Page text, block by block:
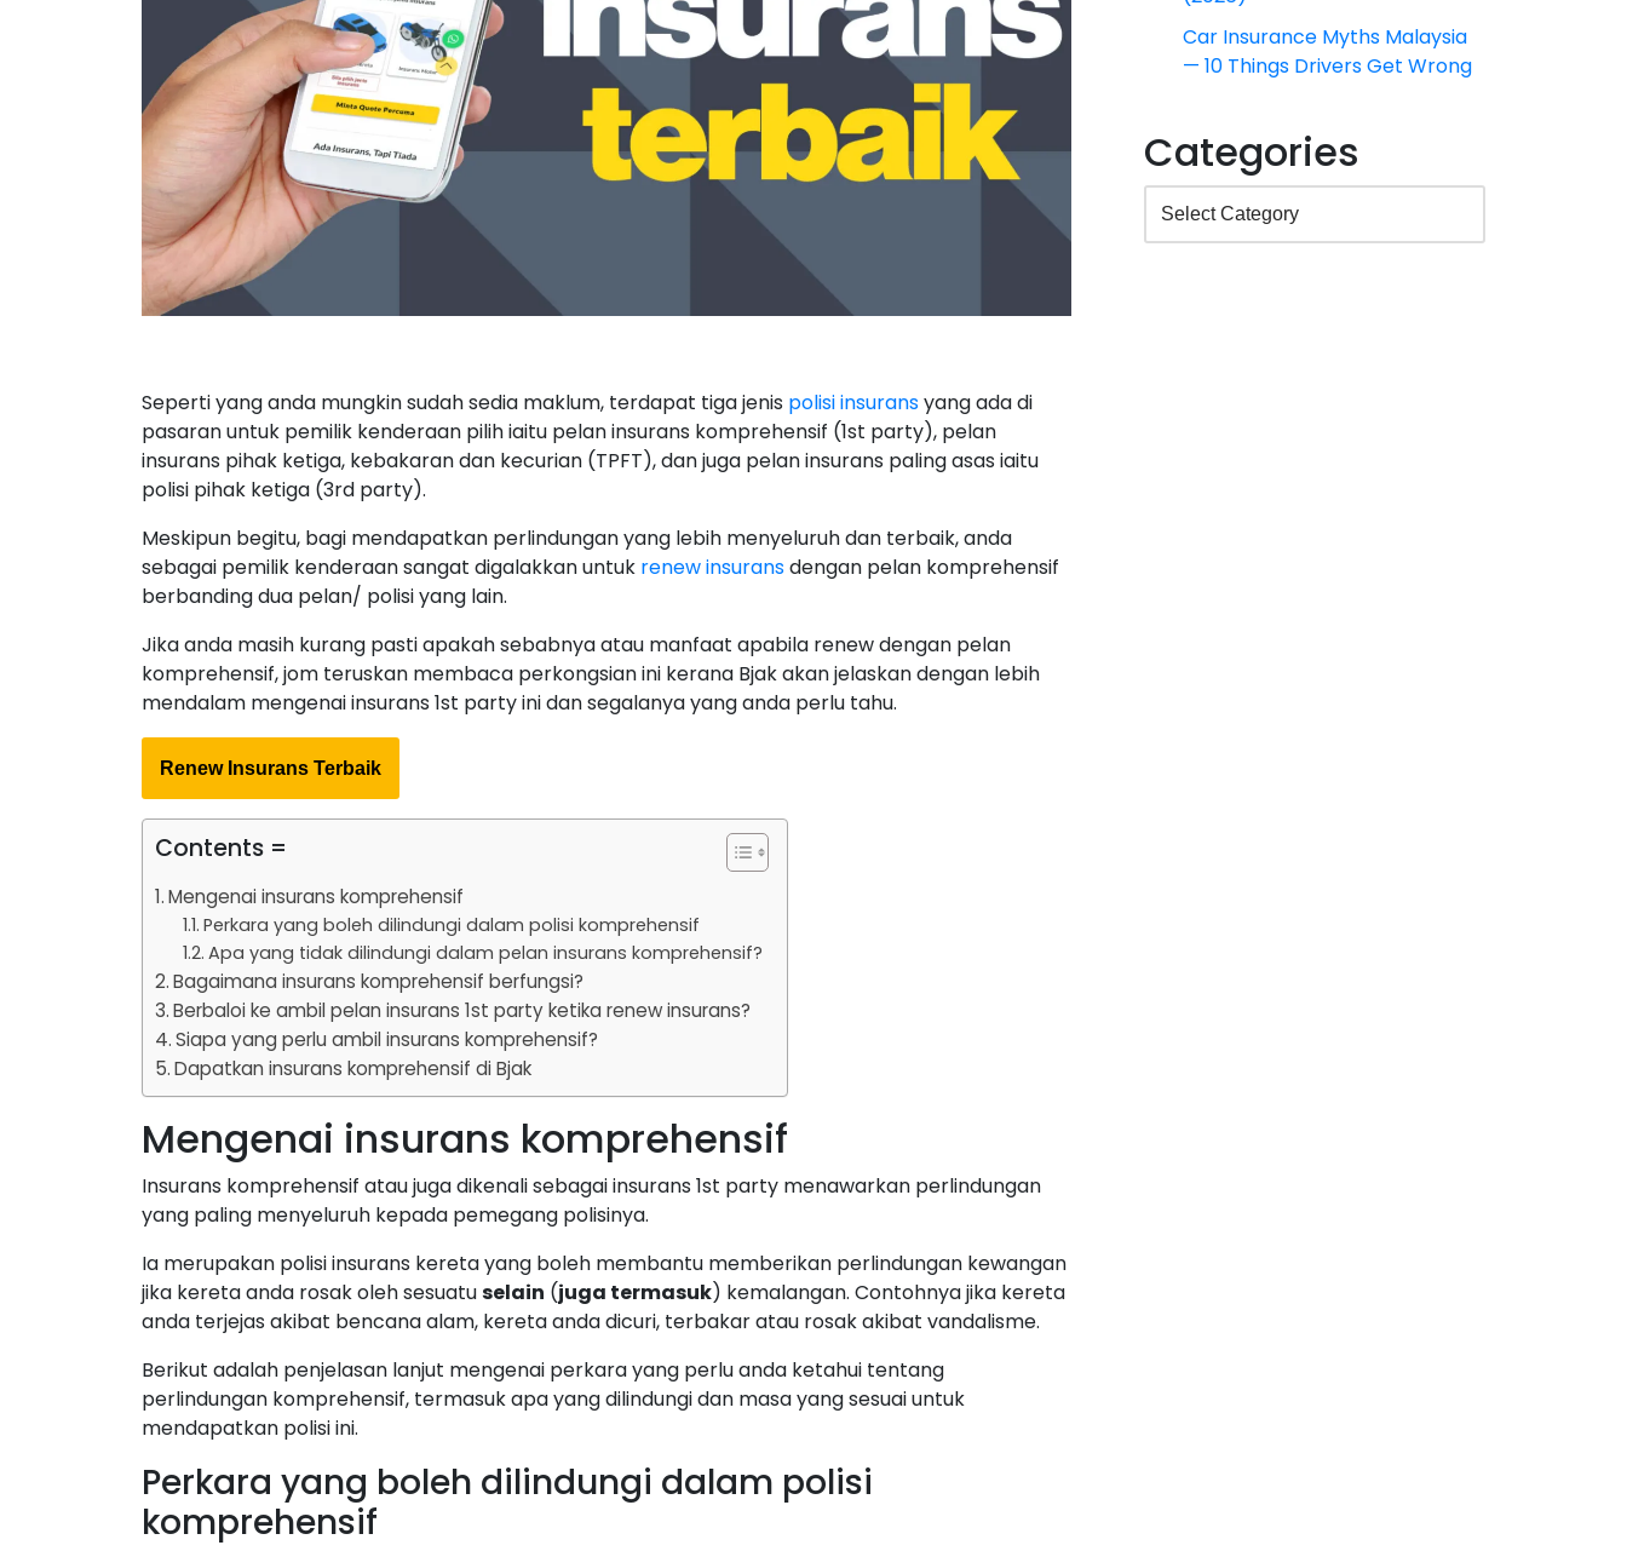
Seperti yang anda mungkin sudah sedia maklum, terdapat tiga jenis polisi insuransyang ada di
pasaran untuk pemilik kenderaan pilih iaitu pelan insurans komprehensif (1st party), pelan
insurans pihak ketiga, kebakaran dan kecurian (TPFT), dan juga pelan insurans paling asas iaitu
polisi pihak ketiga (3rd party).
Meskipun begitu, bagi mendapatkan perlindungan yang lebih menyeluruh dan terbaik, anda
sebagai pemilik kenderaan sangat digalakkan untuk renew insuransdengan pelan komprehensif
berbanding dua pelan/ polisi yang lain.
Jika anda masih kurang pasti apakah sebabnya atau manfaat apabila renew dengan pelan
komprehensif, jom teruskan membaca perkongsian ini kerana Bjak akan jelaskan dengan lebih
mendalam mengenai insurans 1st party ini dan segalanya yang anda perlu tahu.
Renew Insurans Terbaik
Contents =
Mengenai insurans komprehensif
Perkara yang boleh dilindungi dalam polisi komprehensif
Apa yang tidak dilindungi dalam pelan insurans komprehensif?
Bagaimana insurans komprehensif berfungsi?
Berbaloi ke ambil pelan insurans 1st party ketika renew insurans?
Siapa yang perlu ambil insurans komprehensif?
Dapatkan insurans komprehensif di Bjak
Mengenai insurans komprehensif
Insurans komprehensif atau juga dikenali sebagai insurans 1st party menawarkan perlindungan
yang paling menyeluruh kepada pemegang polisinya.
Ia merupakan polisi insurans kereta yang boleh membantu memberikan perlindungan kewangan
jika kereta anda rosak oleh sesuatuselain (juga termasuk) kemalangan. Contohnya jika kereta
anda terjejas akibat bencana alam, kereta anda dicuri, terbakar atau rosak akibat vandalisme.
Berikut adalah penjelasan lanjut mengenai perkara yang perlu anda ketahui tentang
perlindungan komprehensif, termasuk apa yang dilindungi dan masa yang sesuai untuk
mendapatkan polisi ini.
Perkara yang boleh dilindungi dalam polisi
komprehensif
Car Insurance Myths Malaysia
— 10 Things Drivers Get Wrong
Categories